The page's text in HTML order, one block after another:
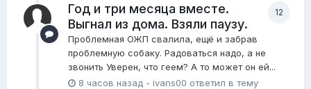
12
Год и три месяца вместе.
Выгнал из дома. Взяли паузу.
Проблемная ОЖП свалила, ещё и забрав
проблемную собаку. Радоваться надо, а не
звонить Уверен, что геем? А то может он ей...
8 часов назад - ivans00 ответил в тему